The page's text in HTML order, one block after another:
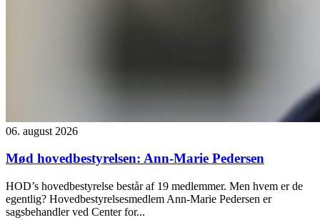
06. august 2026
Mød hovedbestyrelsen: Ann-Marie Pedersen
HOD’s hovedbestyrelse består af 19 medlemmer. Men hvem er de
egentlig? Hovedbestyrelsesmedlem Ann-Marie Pedersen er
sagsbehandler ved Center for...